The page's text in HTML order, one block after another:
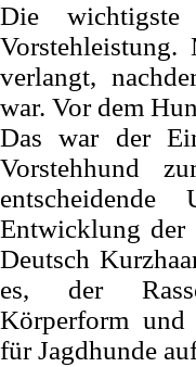
Die
verlangt,
war. Vor dem
Das war der
Vorstehhund
Entwicklung der
Deutsch
es, der
Körperform und
für Jagdhunde